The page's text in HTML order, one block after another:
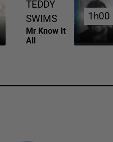
TEDDY
SWIMS
Mr Know It
All
1h00
1h00